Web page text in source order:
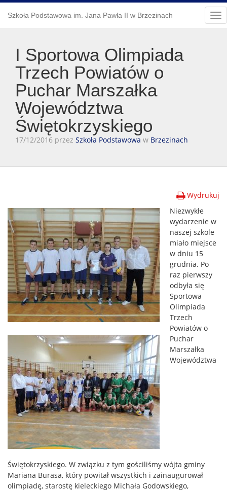
Szkoła Podstawowa im. Jana Pawła II w Brzezinach
I Sportowa Olimpiada
Trzech Powiatów o
Puchar Marszałka
Województwa
Świętokrzyskiego
17/12/2016 przez Szkoła Podstawowa w Brzezinach
Wydrukuj
Niezwykłe
wydarzenie w
naszej szkole
miało miejsce
w dniu 15
grudnia. Po
raz pierwszy
odbyła się
Sportowa
Olimpiada
Trzech
Powiatów o
Puchar
Marszałka
Województwa
Świętokrzyskiego. W związku z tym gościliśmy wójta gminy
Mariana Burasa, który powitał wszystkich i zainaugurował
olimpiadę, starostę kieleckiego Michała Godowskiego,